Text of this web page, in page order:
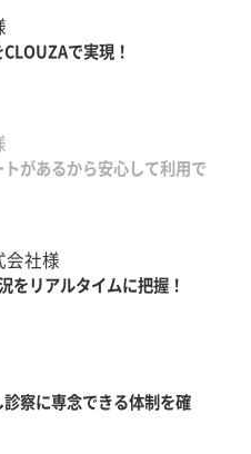
で実現！
があるから安心して利用で
会社様
をリアルタイムに把握！
察に専念できる体制を確